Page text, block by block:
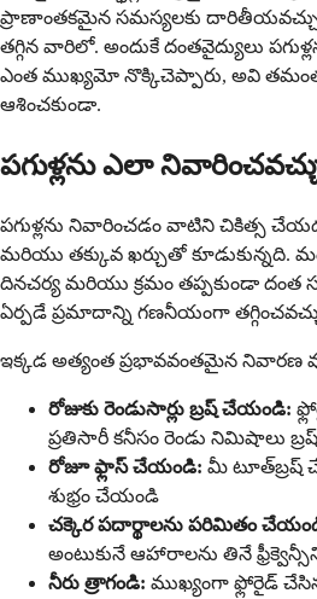
ప్రాణాంతకమైన సమస్యలకు దారితీయవచ్చు,
తగ్గిన వారిలో. అందుకే దంతవైద్యులు
ఎంత ముఖ్యమో నొక్కిచెప్పారు, అవి
ఆశించకుండా.
పగుళ్లను ఎలా
పగుళ్లను నివారించడం వాటిని చికిత్స
మరియు తక్కువ ఖర్చుతో కూడుకున్నది.
దినచర్య మరియు క్రమం తప్పకుండా దంత
ఏర్పడే ప్రమాదాన్ని గణనీయంగా
ఇక్కడ అత్యంత ప్రభావవంతమైన నివారణ
రోజుకు రెండుసార్లు బ్రష్ చేయండి:
ప్రతిసారీ కనీసం రెండు నిమిషాలు
రోజూ ఫ్లాస్ చేయండి: మీ టూత్‌బ్రష్
శుభ్రం చేయండి
చక్కెర పదార్థాలను పరిమితం
అంటుకునే ఆహారాలను తినే
నీరు త్రాగండి: ముఖ్యంగా ఫ్లోరైడ్